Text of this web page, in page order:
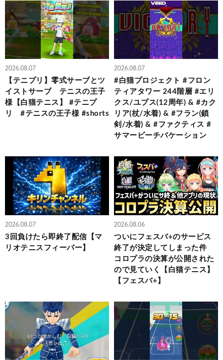
2026.08.07
【テニプリ】零式サーブとツ
イストサーブ テニスの王子
様【白猫テニス】 #テニプ
リ #テニスの王子様 #shorts
2026.08.07
#白猫プロジェクト #フロン
ティアタワー 244階層 #エリ
クス/ユプス(12周年) & #カク
リア(杖/水着) & #フラン(鎖
剣/水着) & #ファクティス #
サマービーチバケーション
2026.08.07
3回負けたら即終了配信【マ
リオテニスフィーバー】
2026.08.06
ついにフェスバ+のサービス
終了が決定してしまった件
コロプラの決算が公開された
ので見ていく【白猫テニス】
【フェスバ+】